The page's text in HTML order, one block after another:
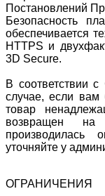
Постановлений
Безопасность
обеспечивается
HTTPS и
3D Secure.
В соответствии
случае, если вам
товар
возвращен на
производилась
уточняйте у
ОГРАНИЧЕНИЯ